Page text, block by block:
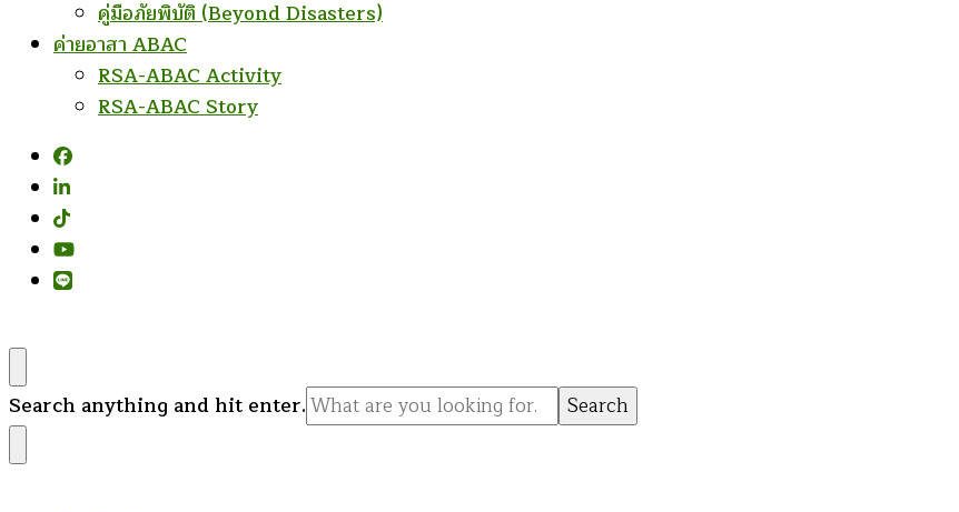
คู่มือภัยพิบัติ (Beyond Disasters)
ค่ายอาสา ABAC
RSA-ABAC Activity
RSA-ABAC Story
Looking
for
Something?
Search anything and hit enter.